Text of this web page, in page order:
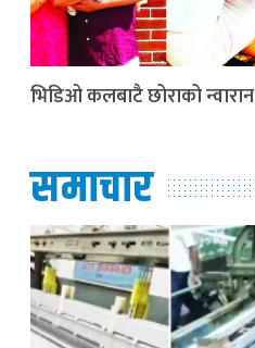
भिडिओ कलबाटै छोराको न्वारान
समाचार